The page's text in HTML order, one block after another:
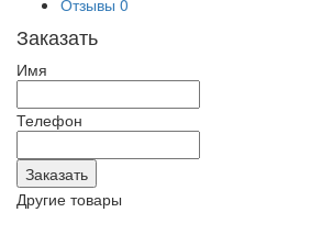
Отзывы 0
Заказать
Имя
Телефон
Другие товары